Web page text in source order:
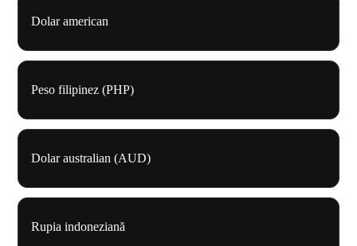
Dolar american
Peso filipinez (PHP)
Dolar australian (AUD)
Rupia indoneziană